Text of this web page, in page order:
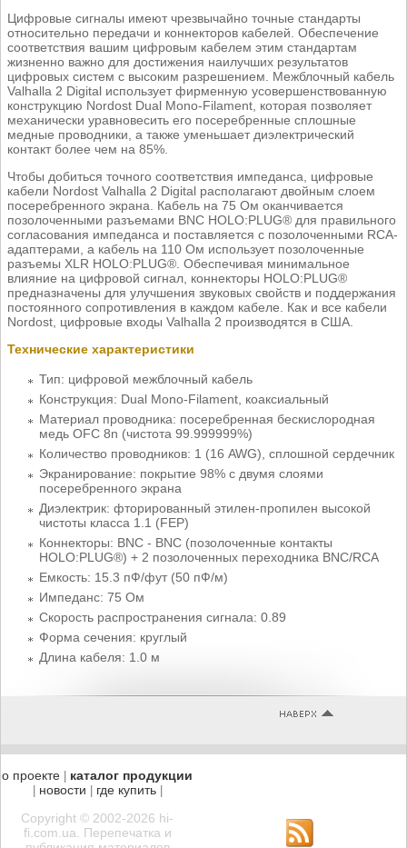
Цифровые сигналы имеют чрезвычайно точные стандарты
относительно передачи и коннекторов кабелей. Обеспечение
соответствия вашим цифровым кабелем этим стандартам
жизненно важно для достижения наилучших результатов
цифровых систем с высоким разрешением. Межблочный кабель
Valhalla 2 Digital использует фирменную усовершенствованную
конструкцию Nordost Dual Mono-Filament, которая позволяет
механически уравновесить его посеребренные сплошные
медные проводники, а также уменьшает диэлектрический
контакт более чем на 85%.
Чтобы добиться точного соответствия импеданса, цифровые
кабели Nordost Valhalla 2 Digital располагают двойным слоем
посеребренного экрана. Кабель на 75 Ом оканчивается
позолоченными разъемами BNC HOLO:PLUG® для правильного
согласования импеданса и поставляется с позолоченными RCA-
адаптерами, а кабель на 110 Ом использует позолоченные
разъемы XLR HOLO:PLUG®. Обеспечивая минимальное
влияние на цифровой сигнал, коннекторы HOLO:PLUG®
предназначены для улучшения звуковых свойств и поддержания
постоянного сопротивления в каждом кабеле. Как и все кабели
Nordost, цифровые входы Valhalla 2 производятся в США.
Технические характеристики
Тип: цифровой межблочный кабель
Конструкция: Dual Mono-Filament, коаксиальный
Материал проводника: посеребренная бескислородная
медь ОFС 8n (чистота 99.999999%)
Количество проводников: 1 (16 AWG), сплошной сердечник
Экранирование: покрытие 98% с двумя слоями
посеребренного экрана
Диэлектрик: фторированный этилен-пропилен высокой
чистоты класса 1.1 (FEP)
Коннекторы: BNC - BNC (позолоченные контакты
HOLO:PLUG®) + 2 позолоченных переходника BNC/RCA
Емкость: 15.3 пФ/фут (50 пФ/м)
Импеданс: 75 Ом
Скорость распространения сигнала: 0.89
Форма сечения: круглый
Длина кабеля: 1.0 м
о проекте каталог продукции
новости где купить|
Copyright © 2002-2026 hi-
fi.com.ua. Перепечатка и